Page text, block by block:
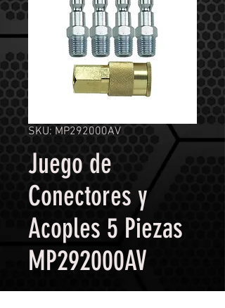
SKU: MP292000AV
Juego de
Conectores y
Acoples 5 Piezas
MP292000AV